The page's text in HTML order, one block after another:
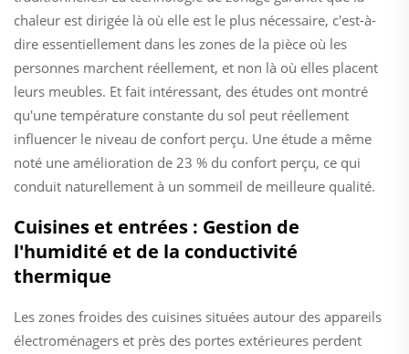
chaleur est dirigée là où elle est le plus nécessaire, c'est-à-
dire essentiellement dans les zones de la pièce où les
personnes marchent réellement, et non là où elles placent
leurs meubles. Et fait intéressant, des études ont montré
qu'une température constante du sol peut réellement
influencer le niveau de confort perçu. Une étude a même
noté une amélioration de 23 % du confort perçu, ce qui
conduit naturellement à un sommeil de meilleure qualité.
Cuisines et entrées : Gestion de
l'humidité et de la conductivité
thermique
Les zones froides des cuisines situées autour des appareils
électroménagers et près des portes extérieures perdent